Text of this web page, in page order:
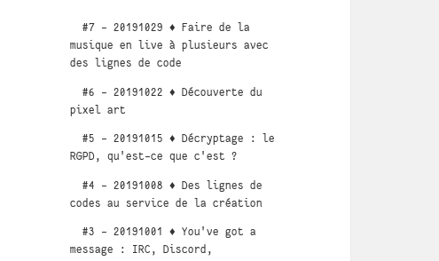
#7 - 20191029 ♦ Faire de la
musique en live à plusieurs avec
des lignes de code
#6 - 20191022 ♦ Découverte du
pixel art
#5 - 20191015 ♦ Décryptage : le
RGPD, qu'est-ce que c'est ?
#4 - 20191008 ♦ Des lignes de
codes au service de la création
#3 - 20191001 ♦ You've got a
message : IRC, Discord,